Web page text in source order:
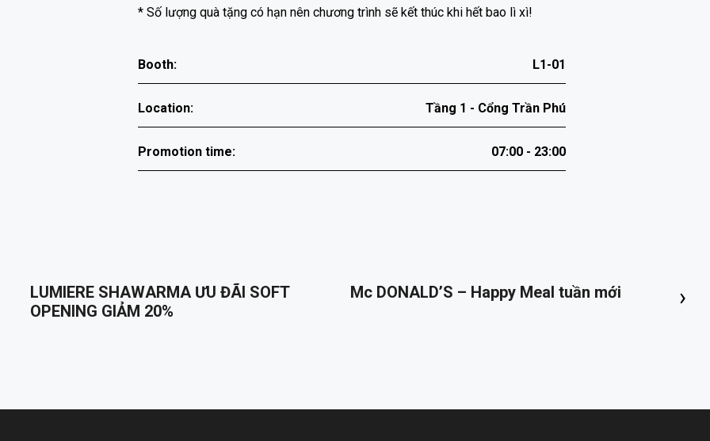
* Số lượng quà tặng có hạn nên chương trình sẽ kết thúc khi hết bao lì xì!
Booth: L1-01
Location: Tầng 1 - Cổng Trần Phú
Promotion time: 07:00 - 23:00
LUMIERE SHAWARMA ƯU ĐÃI SOFT
OPENING GIẢM 20%
Mc DONALD’S – Happy Meal tuần mới ›